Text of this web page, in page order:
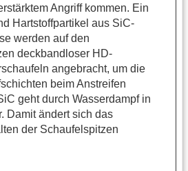
Angriff kommen. Ein
Hartstoffpartikel aus SiC-
werden auf den
deckbandloser HD-
angebracht, um die
beim Anstreifen
geht durch Wasserdampf in
Damit ändert sich das
der Schaufelspitzen